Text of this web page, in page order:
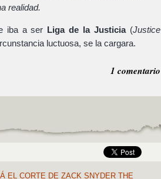
realidad.
iba a ser Liga de la Justicia(Justice
luctuosa, se la cargara.
1 comentario
EL CORTE DE ZACK SNYDER THE